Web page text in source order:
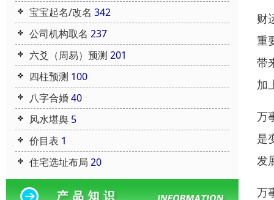
宝宝起名/改名 342
公司机构取名 237
六爻（周易）预测 201
四柱预测 100
八字合婚40
风水堪舆 5
价目表 1
住宅选址布局 20
财
重
带
加
万
是
发
万